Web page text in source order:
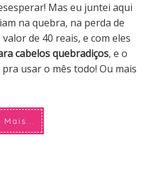
Mas eu juntei aqui
na quebra, na perda de
de 40 reais, e com eles
cabelos quebradiços, e o
usar o mês todo! Ou mais
Mais...